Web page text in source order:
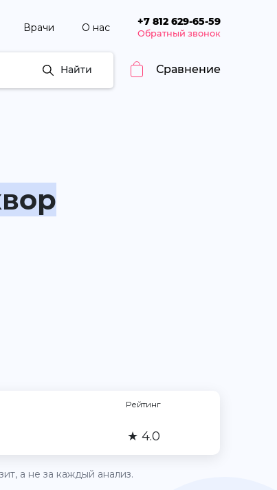
Врачи О нас +7 812 629-65-59
Обратный звонок
Найти Сравнение
Рейтинг
★ 4.0
а не за каждый анализ.